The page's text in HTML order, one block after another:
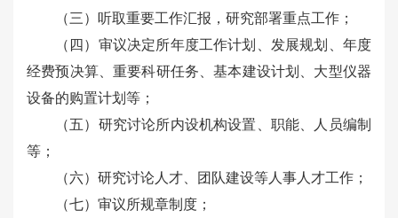
（三）听取重要工作汇报，研究部署重点工作；
（四）审议决定所年度工作计划、发展规划、年度
经费预决算、重要科研任务、基本建设计划、大型仪器
设备的购置计划等；
（五）研究讨论所内设机构设置、职能、人员编制
等；
（六）研究讨论人才、团队建设等人事人才工作；
（七）审议所规章制度；